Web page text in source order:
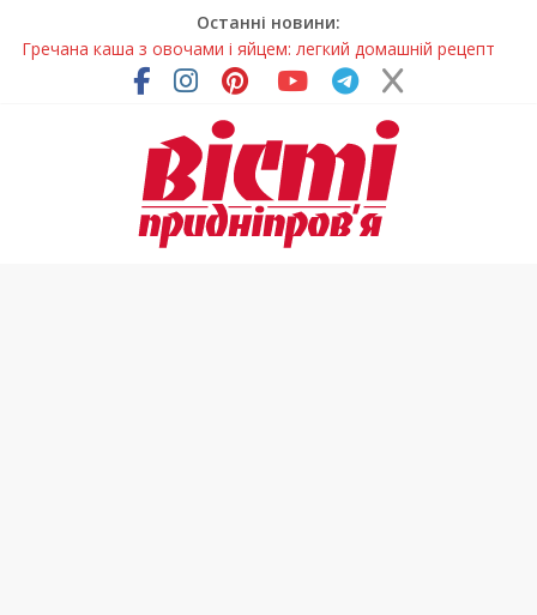
Останні новини:
Гречана каша з овочами і яйцем: легкий домашній рецепт
Як обрати розмір крафтового стакана під ваш напій?
Волонтерів із Дніпропетровщини відзначили за участь у
Дніпровський цирк отримав міжнародне визнання
У Дніпрі змагалися найсильніші яхтсмени України (фото)